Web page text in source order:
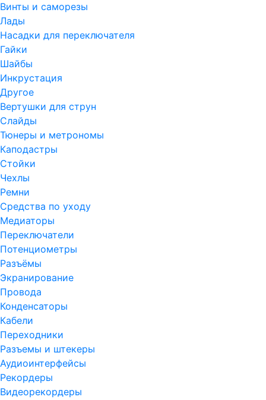
Винты и саморезы
Лады
Насадки для переключателя
Гайки
Шайбы
Инкрустация
Другое
Вертушки для струн
Слайды
Тюнеры и метрономы
Каподастры
Стойки
Чехлы
Ремни
Средства по уходу
Медиаторы
Переключатели
Потенциометры
Разъёмы
Экранирование
Провода
Конденсаторы
Кабели
Переходники
Разъемы и штекеры
Аудиоинтерфейсы
Рекордеры
Видеорекордеры